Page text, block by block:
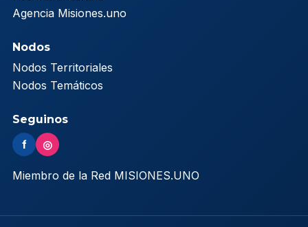
Agencia Misiones.uno
Nodos
Nodos Territoriales
Nodos Temáticos
Seguinos
f ◎
Miembro de la Red MISIONES.UNO